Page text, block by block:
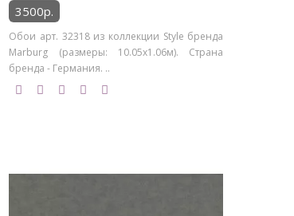
3500р.
Обои арт. 32318 из коллекции Style бренда
Marburg (размеры: 10.05х1.06м). Страна
бренда - Германия. ..